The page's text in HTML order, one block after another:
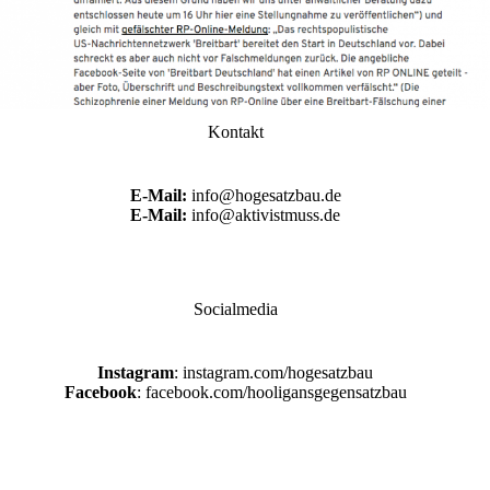
Kontakt
E-Mail: info@hogesatzbau.de
E-Mail: info@aktivistmuss.de
Socialmedia
Instagram: instagram.com/hogesatzbau
Facebook: facebook.com/hooligansgegensatzbau